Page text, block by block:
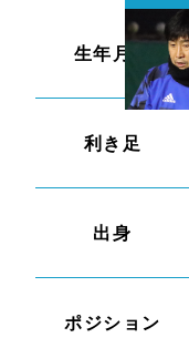
生年月日
利き足
出身
ポジション